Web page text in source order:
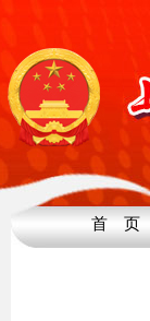
首 页